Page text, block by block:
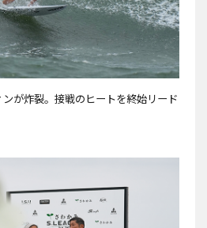
が炸裂。接戦のヒートを終始リード